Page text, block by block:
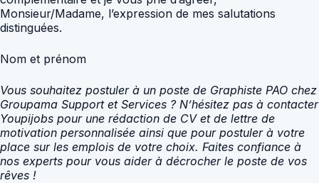
Monsieur/Madame, l’expression de mes salutations
distinguées.
Nom et prénom
Vous souhaitez postuler à un poste de Graphiste PAO chez
Groupama Support et Services ? N’hésitez pas à contacter
Youpijobs pour une rédaction de CV et de lettre de
motivation personnalisée ainsi que pour postuler à votre
place sur les emplois de votre choix. Faites confiance à
nos experts pour vous aider à décrocher le poste de vos
rêves !